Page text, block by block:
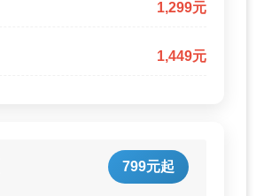
1,299元
1,449元
799元起